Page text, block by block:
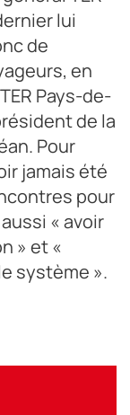
lui
de
en
Pays-de-
de la
Pour
jamais été
pour
« avoir
» et «
système ».